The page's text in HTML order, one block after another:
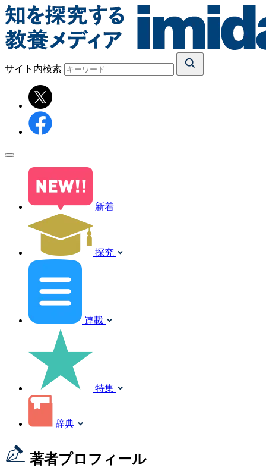
サイト内検索
新着
探究
連載
特集
辞典
著者プロフィール